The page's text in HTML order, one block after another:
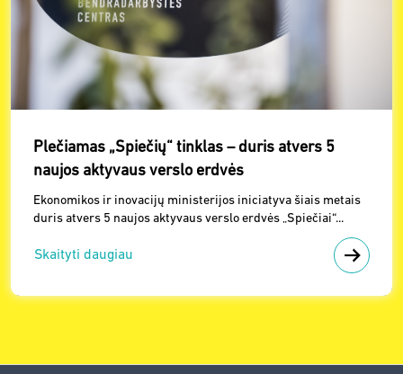
Plečiamas „Spiečių“ tinklas – duris atvers 5
naujos aktyvaus verslo erdvės
Ekonomikos ir inovacijų ministerijos iniciatyva šiais metais
duris atvers 5 naujos aktyvaus verslo erdvės „Spiečiai“...
Skaityti daugiau